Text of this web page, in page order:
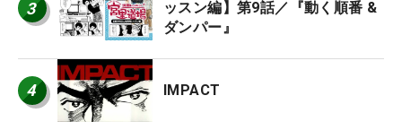
3
ッスン編】第9話／『動く順番 &
ダンパー』
4 IMPACT